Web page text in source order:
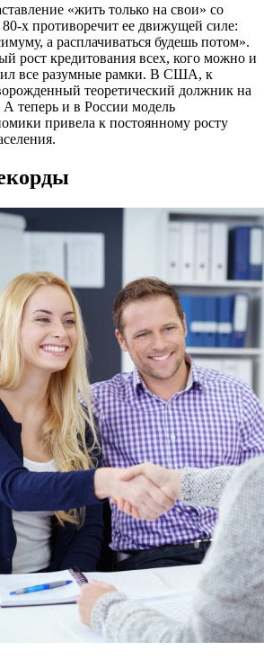
«жить только на свои» со
х противоречит ее движущей силе:
а расплачиваться будешь потом».
рост кредитования всех, кого можно и
все разумные рамки. В США, к
теоретический должник на
теперь и в России модель
привела к постоянному росту
.